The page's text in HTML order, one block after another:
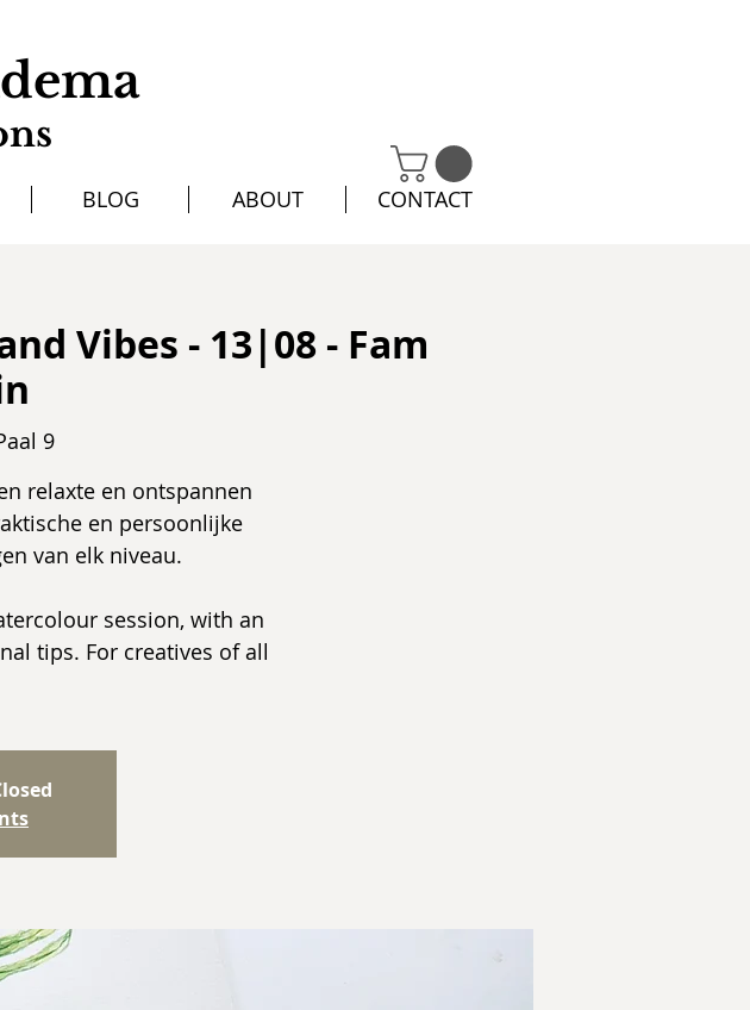
BLOG ABOUT CONTACT
Vibes - 13|08 - Fam
9
relaxte en ontspannen
en persoonlijke
van elk niveau.
session, with an
tips. For creatives of all